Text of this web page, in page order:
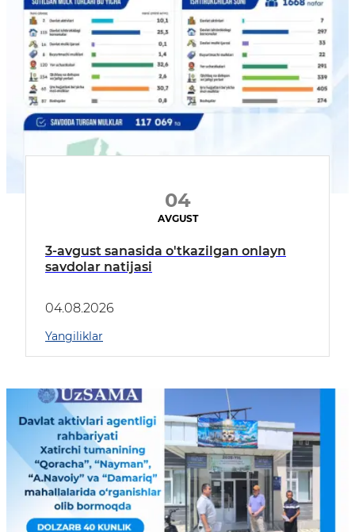
04
AVGUST
3-avgust sanasida o'tkazilgan onlayn
savdolar natijasi
04.08.2026
Yangiliklar